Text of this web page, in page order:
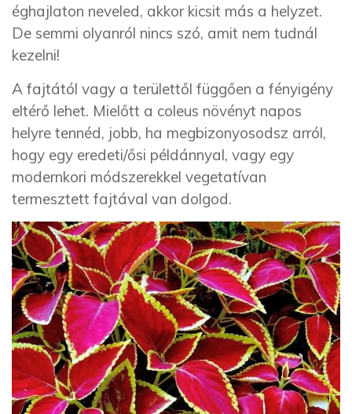
éghajlaton neveled, akkor kicsit más a helyzet.
De semmi olyanról nincs szó, amit nem tudnál
kezelni!
A fajtától vagy a területtől függően a fényigény
eltérő lehet. Mielőtt a coleus növényt napos
helyre tennéd, jobb, ha megbizonyosodsz arról,
hogy egy eredeti/ősi példánnyal, vagy egy
modernkori módszerekkel vegetatívan
termesztett fajtával van dolgod.